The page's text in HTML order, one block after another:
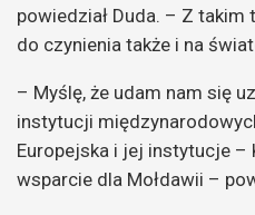
powiedział Duda. – Z takim
do czynienia także i na
– Myślę, że udam nam się
instytucji
Europejska i jej instytucje –
wsparcie dla Mołdawii –